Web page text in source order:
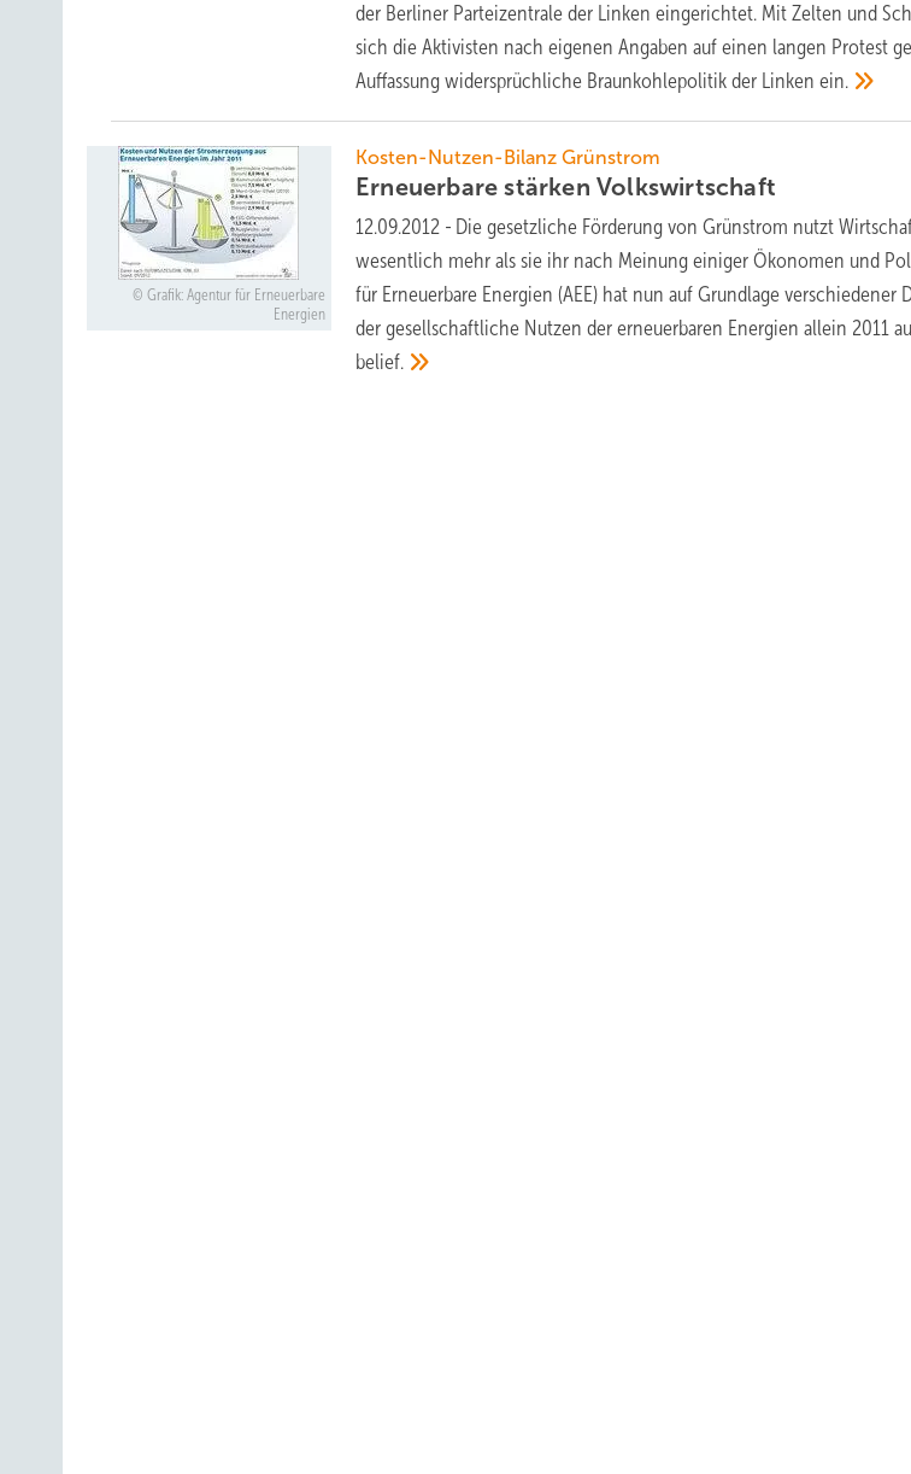
der Berliner Parteizentrale der Linken eingerichtet. Mit Zelten und
sich die Aktivisten nach eigenen Angaben auf einen langen Protest
Auffassung widersprüchliche Braunkohlepolitik der Linkenein.
Grafik: Agentur für Erneuerbare
Energien
Kosten-Nutzen-Bilanz Grünstrom
Erneuerbare stärkenVolkswirtschaft
12.09.2012 - Die gesetzliche Förderung von Grünstrom nutzt
wesentlich mehr als sie ihr nach Meinung einiger Ökonomen und
für Erneuerbare Energien (AEE) hat nun auf Grundlage verschiedener
der gesellschaftliche Nutzen der erneuerbaren Energien allein 2011
belief.